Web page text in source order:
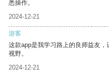
悉操作。
2024-12-21
游客
这款app是我学习路上的良师益友
视野。
2024-12-21